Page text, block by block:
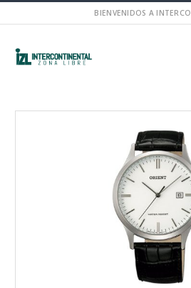
BIENVENIDOS A